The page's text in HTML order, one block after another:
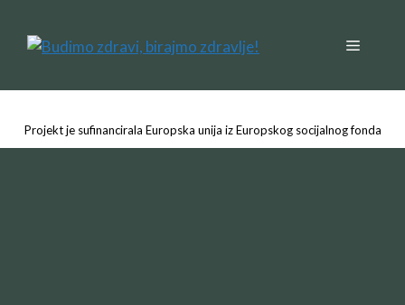
Projekt je sufinancirala Europska unija iz Europskog socijalnog fonda